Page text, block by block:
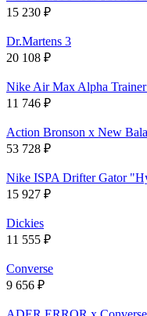
15 230 ₽
Dr.Martens 3
20 108 ₽
Nike Air Max Alpha
11 746 ₽
Action Bronson x New
53 728 ₽
Nike ISPA Drifter Gator
15 927 ₽
Dickies
11 555 ₽
Converse
9 656 ₽